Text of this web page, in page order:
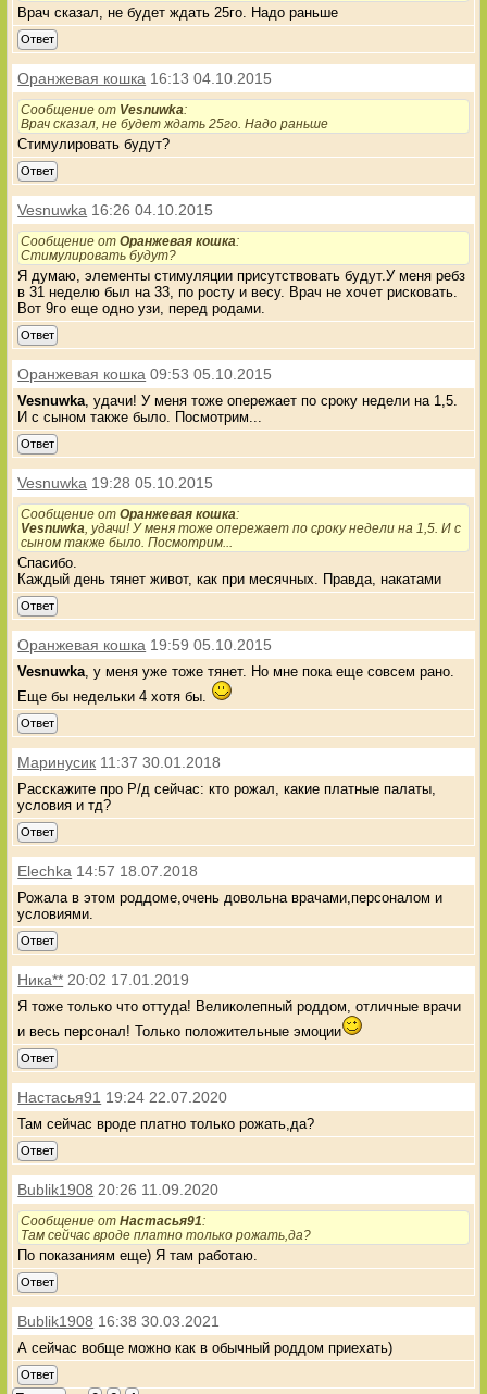
Врач сказал, не будет ждать 25го. Надо раньше
Ответ
Оранжевая кошка 16:13 04.10.2015
Сообщение от Vesnuwka:
Врач сказал, не будет ждать 25го. Надо раньше
Стимулировать будут?
Ответ
Vesnuwka 16:26 04.10.2015
Сообщение отОранжевая кошка:
Стимулировать будут?
Я думаю, элементы стимуляции присутствовать будут.У меня ребз
в 31 неделю был на 33, по росту и весу. Врач не хочет рисковать.
Вот 9го еще одно узи, перед родами.
Ответ
Оранжевая кошка 09:53 05.10.2015
Vesnuwka , удачи! У меня тоже опережает по сроку недели на 1,5.
И с сыном также было. Посмотрим...
Ответ
Vesnuwka 19:28 05.10.2015
Сообщение отОранжевая кошка:
Vesnuwka , удачи! У меня тоже опережает по сроку недели на 1,5. И с
сыном также было. Посмотрим...
Спасибо.
Каждый день тянет живот, как при месячных. Правда, накатами
Ответ
Оранжевая кошка 19:59 05.10.2015
Vesnuwka , у меня уже тоже тянет. Но мне пока еще совсем рано.
Еще бы недельки 4 хотя бы.
Ответ
Маринусик 11:37 30.01.2018
Расскажите про Р/д сейчас: кто рожал, какие платные палаты,
условия и тд?
Ответ
Elechka 14:57 18.07.2018
Рожала в этом роддоме,очень довольна врачами,персоналом и
условиями.
Ответ
Ника** 20:02 17.01.2019
Я тоже только что оттуда! Великолепный роддом, отличные врачи
и весь персонал! Только положительные эмоции
Ответ
Настасья91 19:24 22.07.2020
Там сейчас вроде платно только рожать,да?
Ответ
Bublik1908 20:26 11.09.2020
Сообщение отНастасья91:
Там сейчас вроде платно только рожать,да?
По показаниям еще) Я там работаю.
Ответ
Bublik1908 16:38 30.03.2021
А сейчас вобще можно как в обычный роддом приехать)
Ответ